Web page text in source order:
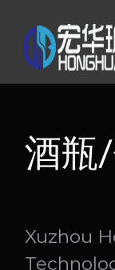
content
酒瓶
Xuzhou